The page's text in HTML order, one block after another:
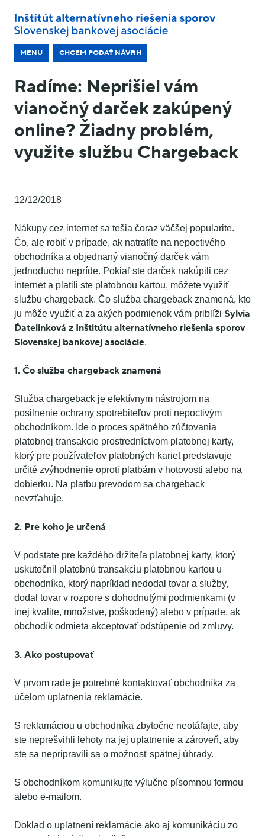
MENU CHCEM PODAŤ NÁVRH
Radíme: Neprišiel vám
vianočný darček zakúpený
online? Žiadny problém,
využite službu Chargeback
12/12/2018
Nákupy cez internet sa tešia čoraz väčšej popularite.
Čo, ale robiť v prípade, ak natrafíte na nepoctivého
obchodníka a objednaný vianočný darček vám
jednoducho nepríde. Pokiaľ ste darček nakúpili cez
internet a platili ste platobnou kartou, môžete využiť
službu chargeback. Čo služba chargeback znamená, kto
ju môže využiť a za akých podmienok vám priblíži Sylvia
Ďatelinková z Inštitútu alternatívneho riešenia sporov
Slovenskej bankovej asociácie.
1. Čo služba chargeback znamená
Služba chargeback je efektívnym nástrojom na
posilnenie ochrany spotrebiteľov proti nepoctivým
obchodníkom. Ide o proces spätného zúčtovania
platobnej transakcie prostredníctvom platobnej karty,
ktorý pre používateľov platobných kariet predstavuje
určité zvýhodnenie oproti platbám v hotovosti alebo na
dobierku. Na platbu prevodom sa chargeback
nevzťahuje.
2. Pre koho je určená
V podstate pre každého držiteľa platobnej karty, ktorý
uskutočnil platobnú transakciu platobnou kartou u
obchodníka, ktorý napríklad nedodal tovar a služby,
dodal tovar v rozpore s dohodnutými podmienkami (v
inej kvalite, množstve, poškodený) alebo v prípade, ak
obchodík odmieta akceptovať odstúpenie od zmluvy.
3. Ako postupovať
V prvom rade je potrebné kontaktovať obchodníka za
účelom uplatnenia reklamácie.
S reklamáciou u obchodníka zbytočne neotáľajte, aby
ste neprešvihli lehoty na jej uplatnenie a zároveň, aby
ste sa nepripravili sa o možnosť spätnej úhrady.
S obchodníkom komunikujte výlučne písomnou formou
alebo e-mailom.
Doklad o uplatnení reklamácie ako aj komunikáciu zo